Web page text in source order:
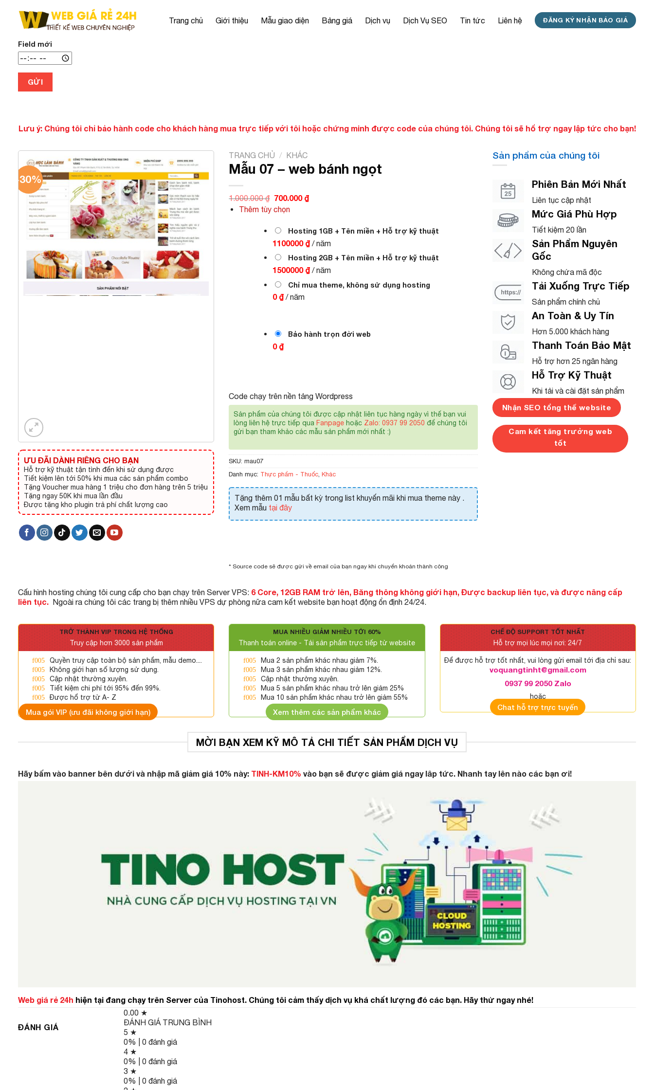
Trang chủ Giới thiệu Mẫu giao diện Bảng giá Dịch vụ Dịch Vụ SEO Tin tức Liên hệ ĐĂNG KÝ NHẬN BÁO GIÁ
Field mới
GỬI
Lưu ý: Chúng tôi chỉ bảo hành code cho khách hàng mua trực tiếp với tôi hoặc chứng minh được code của chúng tôi. Chúng tôi sẽ hổ trợ ngay lập tức cho bạn!
-30%
ƯU ĐÃI DÀNH RIÊNG CHO BẠN
Hỗ trợ kỹ thuật tận tình đến khi sử dụng được
Tiết kiệm lên tới 50% khi mua các sản phẩm combo
Tặng Voucher mua hàng 1 triệu cho đơn hàng trên 5 triệu
Tặng ngay 50K khi mua lần đầu
Được tặng kho plugin trả phí chất lượng cao
TRANG CHỦ / KHÁC
Mẫu 07 – web bánh ngọt
1.000.000₫ Giá
gốc
là:
700.000 ₫Giá
700.000 ₫.
Thêm tùy chọn
Hosting 1GB + Tên miền + Hỗ trợ kỹ thuật
1100000 ₫ / năm
Hosting 2GB + Tên miền + Hỗ trợ kỹ thuật
1500000 ₫ / năm
Chỉ mua theme, không sử dụng hosting
0 ₫ / năm
Bảo hành trọn đời web
0 ₫
Code chạy trên nền tảng Wordpress
Sản phẩm của chúng tôi được cập nhật liên tục hàng ngày vì thế bạn vui
lòng liên hệ trực tiếp qua Fanpage hoặc Zalo: 0937 99 2050 để chúng tôi
gửi bạn tham khảo các mẫu sản phẩm mới nhất :)
SKU:mau07
Danh mục: Thực phẩm - Thuốc ,Khác
Tặng thêm 01 mẫu bất kỳ trong list khuyến mãi khi mua theme này .
Xem mẫu tại đây
* Source code sẽ được gửi về email của bạn ngay khi chuyển khoản thành công
Sản phẩm của chúng tôi
Phiên Bản Mới Nhất
Liên tục cập nhật
Mức Giá Phù Hợp
Tiết kiệm 20 lần
Sản Phẩm Nguyên
Gốc
Không chứa mã độc
Tải Xuống Trực Tiếp
Sản phẩm chính chủ
An Toàn & Uy Tín
Hơn 5.000 khách hàng
Thanh Toán Bảo Mật
Hỗ trợ hơn 25 ngân hàng
Hỗ Trợ Kỹ Thuật
Khi tải và cài đặt sản phẩm
Nhận SEO tổng thể website
Cam kết tăng trưởng web
tốt
Cấu hình hosting chúng tôi cung cấp cho bạn chạy trên Server VPS: 6 Core, 12GB RAM trở lên, Băng thông không giới hạn, Được backup liên tục, và được nâng cấp
liên tục.
Ngoài ra chúng tôi các trang bị thêm nhiều VPS dự phòng nữa cam kết website bạn hoạt động ổn định 24/24.
TRỞ THÀNH VIP TRONG HỆ THỐNG
Truy cập hơn 3000 sản phẩm
Quyền truy cập toàn bộ sản phẩm, mẫu demo....
Không giới hạn số lượng sử dụng.
Cập nhật thường xuyên.
Tiết kiệm chi phí tới 95% đến 99%.
Được hổ trợ từ A- Z
Mua gói VIP (ưu đãi không giới hạn)
MUA NHIỀU GIẢM NHIỀU TỚI 60%
Thanh toán online - Tải sản phẩm trực tiếp từ website
Mua 2 sản phẩm khác nhau giảm 7%.
Mua 3 sản phẩm khác nhau giảm 12%.
Cập nhật thường xuyên.
Mua 5 sản phẩm khác nhau trở lên giảm 25%
Mua 10 sản phẩm khác nhau trở lên giảm 55%
Xem thêm các sản phẩm khác
CHẾ ĐỘ SUPPORT TỐT NHẤT
Hỗ trợ mọi lúc mọi nơi: 24/7
Để được hỗ trợ tốt nhất, vui lòng gửi email tới địa chỉ sau:
voquangtinht@gmail.com
0937 99 2050 Zalo
hoặc
Chat hỗ trợ trực tuyến
MỜI BẠN XEM KỸ MÔ TẢ CHI TIẾT SẢN PHẨM DỊCH VỤ
Hãy bấm vào banner bên dưới và nhập mã giảm giá 10% này: TINH-KM10% vào bạn sẽ được giảm giá ngay lâp tức. Nhanh tay lên nào các bạn ơi!
Web giá rẻ 24h hiện tại đang chạy trên Server của Tinohost. Chúng tôi cảm thấy dịch vụ khá chất lượng đó các bạn. Hãy thử ngay nhé!
ĐÁNH GIÁ
0.00 ★
ĐÁNH GIÁ TRUNG BÌNH
5 ★
0% | 0 đánh giá
4 ★
0% | 0 đánh giá
3 ★
0% | 0 đánh giá